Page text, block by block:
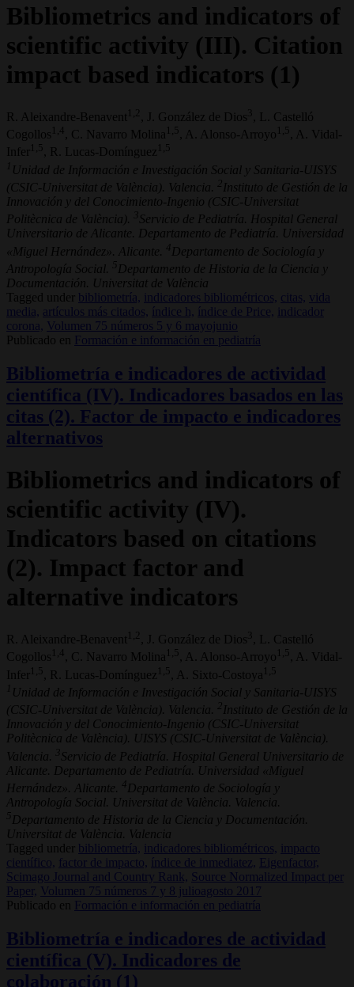
Bibliometrics and indicators of
scientific activity (III). Citation
impact based indicators (1)
R. Aleixandre-Benavent 1,2 , J. González de Dios 3
, L. Castelló
Cogollos 1,4 , C. Navarro Molina 1,5 , A. Alonso-Arroyo 1,5
, A. Vidal-
Infer 1,5 , R. Lucas-Domínguez 1,5
1 Unidad de Información e Investigación Social y Sanitaria-UISYS
(CSIC-Universitat de València). Valencia.
2 Instituto de Gestión de la
Innovación y del Conocimiento-Ingenio (CSIC-Universitat
Politècnica de València).
3 Servicio de Pediatría. Hospital General
Universitario de Alicante. Departamento de Pediatría. Universidad
«Miguel Hernández». Alicante.
4 Departamento de Sociología y
Antropología Social. 5 Departamento de Historia de la Ciencia y
Documentación. Universitat de València
Tagged under
bibliometría, indicadores bibliométricos, citas, vida
media, artículos más citados, índice h, índice de Price,
indicador
corona,
Volumen 75 números 5 y 6 mayojunio
Publicado en
Formación e información en pediatría
Bibliometría e indicadores de actividad
científica (IV). Indicadores basados en las
citas (2). Factor de impacto e indicadores
alternativos
Bibliometrics and indicators of
scientific activity (IV).
Indicators based on citations
(2). Impact factor and
alternative indicators
R. Aleixandre-Benavent 1,2 , J. González de Dios 3
, L. Castelló
Cogollos 1,4 , C. Navarro Molina 1,5 , A. Alonso-Arroyo 1,5
, A. Vidal-
Infer 1,5 , R. Lucas-Domínguez 1,5 , A. Sixto-Costoya 1,5
1 Unidad de Información e Investigación Social y Sanitaria-UISYS
(CSIC-Universitat de València). Valencia.
2 Instituto de Gestión de la
Innovación y del Conocimiento-Ingenio (CSIC-Universitat
Politècnica de València). UISYS (CSIC-Universitat de València).
Valencia.
3 Servicio de Pediatría. Hospital General Universitario de
Alicante. Departamento de Pediatría. Universidad «Miguel
Hernández». Alicante.
4 Departamento de Sociología y
Antropología Social. Universitat de València. Valencia.
5 Departamento de Historia de la Ciencia y Documentación.
Universitat de València. Valencia
Tagged under
bibliometría, indicadores bibliométricos,
impacto
científico,
factor de impacto, índice de inmediatez,
Eigenfactor,
Scimago Journal and Country Rank,
Source Normalized Impact per
Paper,
Volumen 75 números 7 y 8 julioagosto 2017
Publicado en
Formación e información en pediatría
Bibliometría e indicadores de actividad
científica (V). Indicadores de
colaboración (1)